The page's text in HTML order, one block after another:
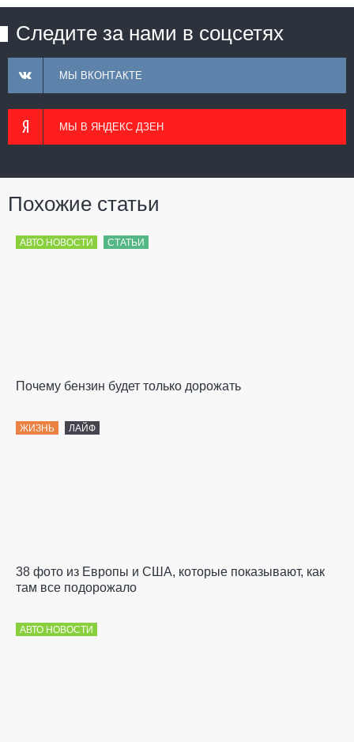
Следите за нами в соцсетях
МЫ ВКОНТАКТЕ
МЫ В ЯНДЕКС ДЗЕН
Похожие статьи
АВТО НОВОСТИ СТАТЬИ
Почему бензин будет только дорожать
ЖИЗНЬ ЛАЙФ
38 фото из Европы и США, которые показывают, как
там все подорожало
АВТО НОВОСТИ